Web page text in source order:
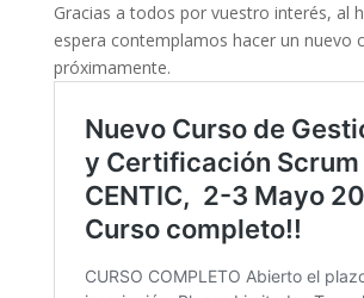
Gracias a todos por vuestro interés, al
espera contemplamos hacer un nuevo
próximamente.